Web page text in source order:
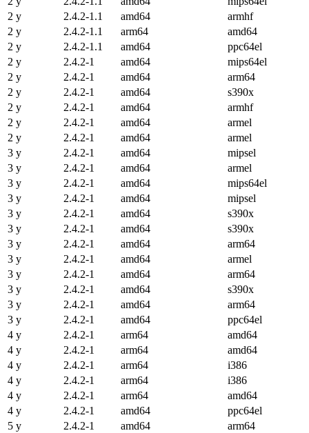
2 y
2.4.2-1.1 amd64
armhf
2 y
2.4.2-1.1 arm64
amd64
2 y
2.4.2-1.1 amd64
ppc64el
2 y
2.4.2-1 amd64
mips64el
2 y
2.4.2-1 amd64
arm64
2 y
2.4.2-1 amd64
s390x
2 y
2.4.2-1 amd64
armhf
2 y
2.4.2-1 amd64
armel
2 y
2.4.2-1 amd64
armel
3 y
2.4.2-1 amd64
mipsel
3 y
2.4.2-1 amd64
armel
3 y
2.4.2-1 amd64
mips64el
3 y
2.4.2-1 amd64
mipsel
3 y
2.4.2-1 amd64
s390x
3 y
2.4.2-1 amd64
s390x
3 y
2.4.2-1 amd64
arm64
3 y
2.4.2-1 amd64
armel
3 y
2.4.2-1 amd64
arm64
3 y
2.4.2-1 amd64
s390x
3 y
2.4.2-1 amd64
arm64
3 y
2.4.2-1 amd64
ppc64el
4 y
2.4.2-1 arm64
amd64
4 y
2.4.2-1 arm64
amd64
4 y
2.4.2-1 arm64
i386
4 y
2.4.2-1 arm64
i386
4 y
2.4.2-1 arm64
amd64
4 y
2.4.2-1 amd64
ppc64el
5 y
2.4.2-1 amd64
arm64